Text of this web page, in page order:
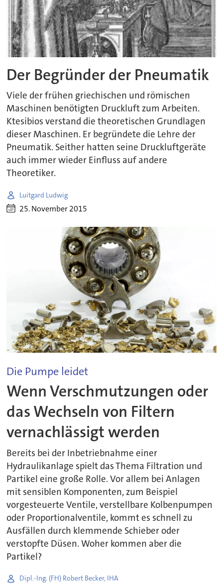
Der Begründer der Pneumatik
Viele der frühen griechischen und römischen
Maschinen benötigten Druckluft zum Arbeiten.
Ktesibios verstand die theoretischen Grundlagen
dieser Maschinen. Er begründete die Lehre der
Pneumatik. Seither hatten seine Druckluftgeräte
auch immer wieder Einfluss auf andere
Theoretiker.
Luitgard Ludwig
25. November 2015
Die Pumpe leidet
Wenn Verschmutzungen oder
das Wechseln von Filtern
vernachlässigt werden
Bereits bei der Inbetriebnahme einer
Hydraulikanlage spielt das Thema Filtration und
Partikel eine große Rolle. Vor allem bei Anlagen
mit sensiblen Komponenten, zum Beispiel
vorgesteuerte Ventile, verstellbare Kolbenpumpen
oder Proportionalventile, kommt es schnell zu
Ausfällen durch klemmende Schieber oder
verstopfte Düsen. Woher kommen aber die
Partikel?
Dipl.-Ing. (FH) Robert Becker, IHA